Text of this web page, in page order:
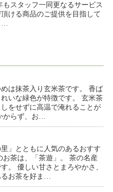
スタッフ一同更なるサービス
ける商品のご提供を目指して
は抹茶入り玄米茶です。 香ば
いな緑色が特徴です。 玄米茶
をせずに高温で淹れることが
からず、お…
」とともに人気のあるおすす
茶は、「茶遊」。 茶の名産
。 優しい甘さとまろやかさ、
るお茶を好ま…